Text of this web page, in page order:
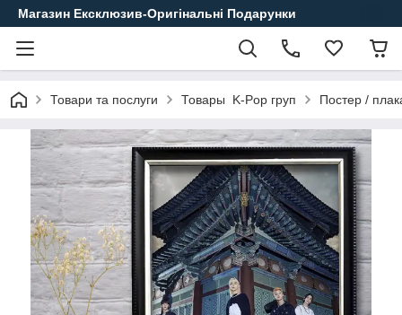
Магазин Ексклюзив-Оригінальні Подарунки
Товари та послуги Товары K-Pop груп Постер /